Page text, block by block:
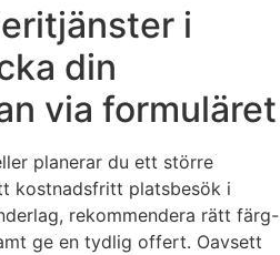
i
din
via formuläret
planerar du ett större
kostnadsfritt platsbesök i
rekommendera rätt färg-
ge en tydlig offert. Oavsett